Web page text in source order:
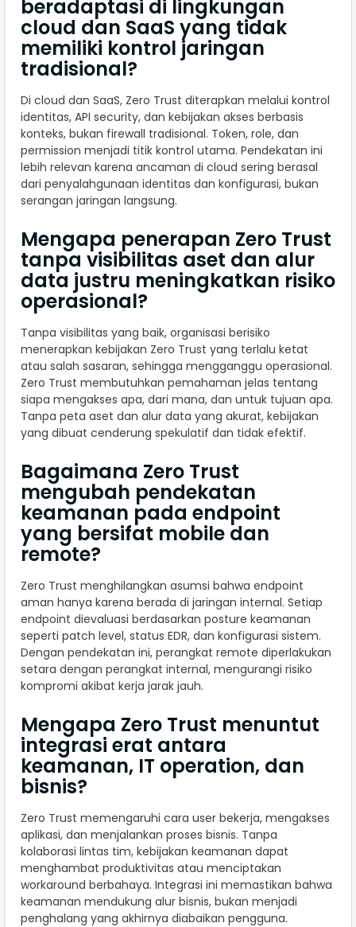
beradaptasi di lingkungan
cloud dan SaaS yang tidak
memiliki kontrol jaringan
tradisional?
Di cloud dan SaaS, Zero Trust diterapkan melalui kontrol
identitas, API security, dan kebijakan akses berbasis
konteks, bukan firewall tradisional. Token, role, dan
permission menjadi titik kontrol utama. Pendekatan ini
lebih relevan karena ancaman di cloud sering berasal
dari penyalahgunaan identitas dan konfigurasi, bukan
serangan jaringan langsung.
Mengapa penerapan Zero Trust
tanpa visibilitas aset dan alur
data justru meningkatkan risiko
operasional?
Tanpa visibilitas yang baik, organisasi berisiko
menerapkan kebijakan Zero Trust yang terlalu ketat
atau salah sasaran, sehingga mengganggu operasional.
Zero Trust membutuhkan pemahaman jelas tentang
siapa mengakses apa, dari mana, dan untuk tujuan apa.
Tanpa peta aset dan alur data yang akurat, kebijakan
yang dibuat cenderung spekulatif dan tidak efektif.
Bagaimana Zero Trust
mengubah pendekatan
keamanan pada endpoint
yang bersifat mobile dan
remote?
Zero Trust menghilangkan asumsi bahwa endpoint
aman hanya karena berada di jaringan internal. Setiap
endpoint dievaluasi berdasarkan posture keamanan
seperti patch level, status EDR, dan konfigurasi sistem.
Dengan pendekatan ini, perangkat remote diperlakukan
setara dengan perangkat internal, mengurangi risiko
kompromi akibat kerja jarak jauh.
Mengapa Zero Trust menuntut
integrasi erat antara
keamanan, IT operation, dan
bisnis?
Zero Trust memengaruhi cara user bekerja, mengakses
aplikasi, dan menjalankan proses bisnis. Tanpa
kolaborasi lintas tim, kebijakan keamanan dapat
menghambat produktivitas atau menciptakan
workaround berbahaya. Integrasi ini memastikan bahwa
keamanan mendukung alur bisnis, bukan menjadi
penghalang yang akhirnya diabaikan pengguna.